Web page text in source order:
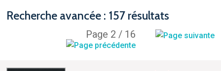
Recherche avancée : 157 résultats
Page 2 / 16